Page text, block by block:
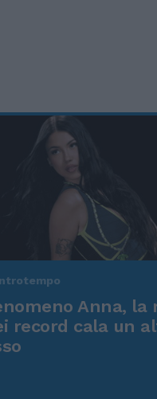
Anna, la
record cala un